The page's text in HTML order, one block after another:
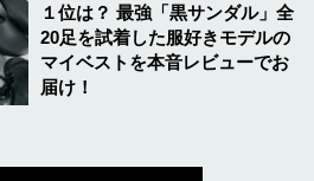
１位は？ 最強「黒サンダル」全
20足を試着した服好きモデルの
マイベストを本音レビューでお
届け！